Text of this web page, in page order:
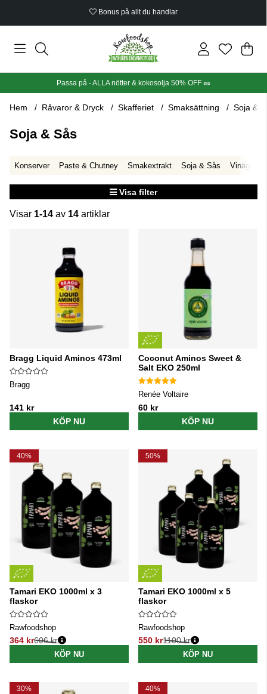
Bonus på allt du handlar
Din
.
Passa på - ALLA nötter & kokosolja 50% OFF 🥜
Hem Råvaror & Dryck Skafferiet Smaksättning Soja &
Soja & Sås
Konserver Paste & Chutney Smakextrakt Soja & Sås Vinäger
Visa filter
Visar 1-14 av 14 artiklar
Bragg Liquid Aminos 473ml
Bragg
141 kr
KÖP NU
Coconut Aminos Sweet &
Salt EKO 250ml
Renée Voltaire
60 kr
KÖP NU
40%
Tamari EKO 1000ml x 3
flaskor
Rawfoodshop
364 kr
Ordinarie pris:
606 kr
KÖP NU
50%
Tamari EKO 1000ml x 5
flaskor
Rawfoodshop
550 kr
Ordinarie pris:
1100 kr
KÖP NU
30% 40%